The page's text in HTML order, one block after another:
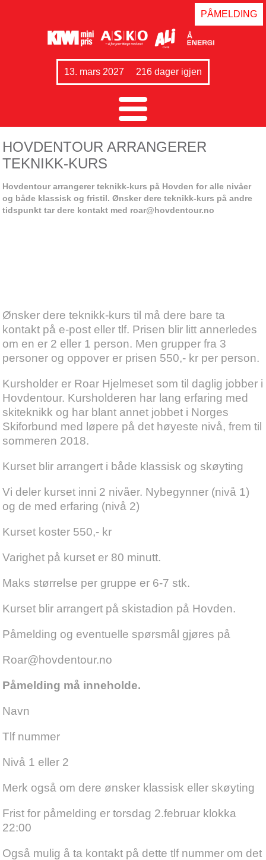
13. mars 2027 216 dager igjen
PÅMELDING
HOVDENTOUR ARRANGERER
TEKNIKK-KURS
Hovdentour arrangerer teknikk-kurs på Hovden for alle nivåer
og både klassisk og fristil. Ønsker dere teknikk-kurs på andre
tidspunkt tar dere kontakt med roar@hovdentour.no
Ønsker dere teknikk-kurs til må dere bare ta
kontakt på e-post eller tlf. Prisen blir litt annerledes
om en er 2 eller 1 person. Men grupper fra 3
personer og oppover er prisen 550,- kr per person.
Kursholder er Roar Hjelmeset som til daglig jobber i
Hovdentour. Kursholderen har lang erfaring med
skiteknikk og har blant annet jobbet i Norges
Skiforbund med løpere på det høyeste nivå, frem til
sommeren 2018.
Kurset blir arrangert i både klassisk og skøyting
Vi deler kurset inni 2 nivåer. Nybegynner (nivå 1)
og de med erfaring (nivå 2)
Kurset koster 550,- kr
Varighet på kurset er 80 minutt.
Maks størrelse per gruppe er 6-7 stk.
Kurset blir arrangert på skistadion på Hovden.
Påmelding og eventuelle spørsmål gjøres på
Roar@hovdentour.no
Påmelding må inneholde.
Navn
Tlf nummer
Nivå 1 eller 2
Merk også om dere ønsker klassisk eller skøyting
Frist for påmelding er torsdag 2.februar klokka
22:00
Også mulig å ta kontakt på dette tlf nummer om det